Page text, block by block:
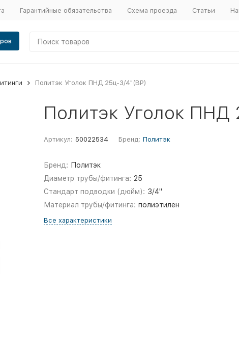
Гарантийные обязательства Схема проезда Статьи
Политэк Уголок ПНД 25ц-3/4"(ВР)
Политэк Уголок
Артикул: 50022534 Бренд: Политэк
Бренд: Политэк
Диаметр трубы/фитинга: 25
Стандарт подводки (дюйм): 3/4"
Материал трубы/фитинга: полиэтилен
Все характеристики